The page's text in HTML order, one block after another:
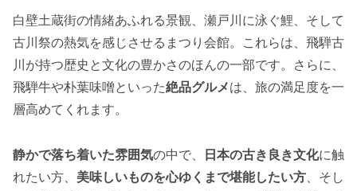
白壁土蔵街の情緒あふれる景観、瀬戸川に泳ぐ鯉、そして
古川祭の熱気を感じさせるまつり会館。これらは、飛騨古
川が持つ歴史と文化の豊かさのほんの一部です。さらに、
飛騨牛や朴葉味噌といった絶品グルメは、旅の満足度を一
層高めてくれます。
静かで落ち着いた雰囲気の中で、 日本の古き良き文化に触
れたい方、 美味しいものを心ゆくまで堪能したい方 、そし